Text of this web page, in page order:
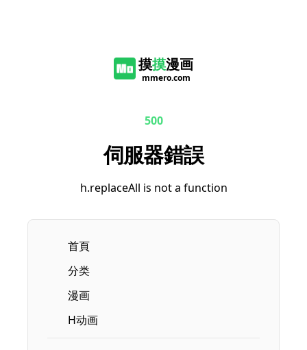
摸摸漫画
mmero.com
500
伺服器錯誤
h.replaceAll is not a function
首頁
分类
漫画
H动画